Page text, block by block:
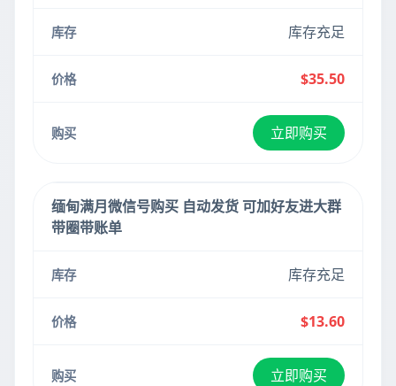
库存充足
$35.50
立即购买
缅甸满月微信号购买 自动发货 可加好友进大群
带圈带账单
库存充足
$13.60
立即购买